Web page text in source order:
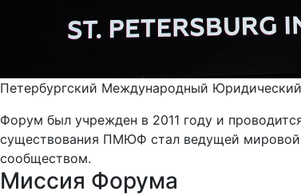
Петербургский Международный
Форум был учрежден в 2011 году и
существования ПМЮФ стал ведущей
сообществом.
Миссия Форума